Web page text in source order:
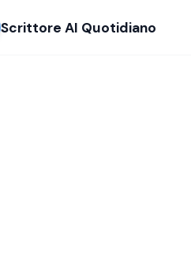
Scrittore AI Quotidiano